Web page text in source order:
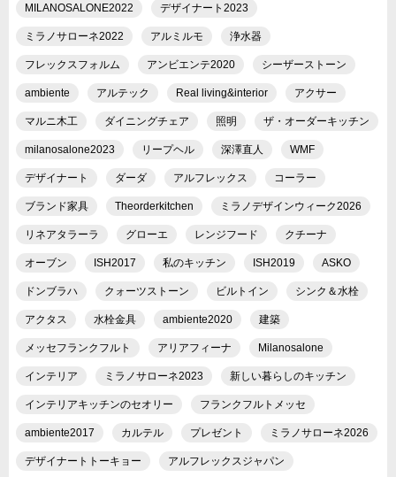
MILANOSALONE2022 デザイナート2023
ミラノサローネ2022 アルミルモ 浄水器
フレックスフォルム アンビエンテ2020 シーザーストーン
ambiente アルテック Real living&interior アクサー
マルニ木工 ダイニングチェア 照明 ザ・オーダーキッチン
milanosalone2023 リープヘル 深澤直人 WMF
デザイナート ダーダ アルフレックス コーラー
ブランド家具 Theorderkitchen ミラノデザインウィーク2026
リネアタラーラ グローエ レンジフード クチーナ
オーブン ISH2017 私のキッチン ISH2019 ASKO
ドンブラハ クォーツストーン ビルトイン シンク＆水栓
アクタス 水栓金具 ambiente2020 建築
メッセフランクフルト アリアフィーナ Milanosalone
インテリア ミラノサローネ2023 新しい暮らしのキッチン
インテリアキッチンのセオリー フランクフルトメッセ
ambiente2017 カルテル プレゼント ミラノサローネ2026
デザイナートトーキョー アルフレックスジャパン